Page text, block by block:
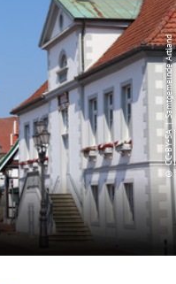
©
CC-BY-SA
| Samtgemeinde Artland